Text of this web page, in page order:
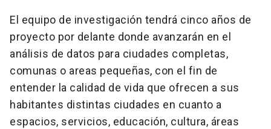
El equipo de investigación tendrá cinco años de
proyecto por delante donde avanzarán en el
análisis de datos para ciudades completas,
comunas o areas pequeñas, con el fin de
entender la calidad de vida que ofrecen a sus
habitantes distintas ciudades en cuanto a
espacios, servicios, educación, cultura, áreas